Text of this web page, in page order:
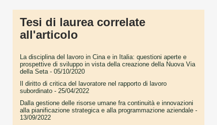
Tesi di laurea correlate
all'articolo
La disciplina del lavoro in Cina e in Italia: questioni aperte e
prospettive di sviluppo in vista della creazione della Nuova Via
della Seta - 05/10/2020
Il diritto di critica del lavoratore nel rapporto di lavoro
subordinato - 25/04/2022
Dalla gestione delle risorse umane fra continuità e innovazioni
alla pianificazione strategica e alla programmazione aziendale -
13/09/2022